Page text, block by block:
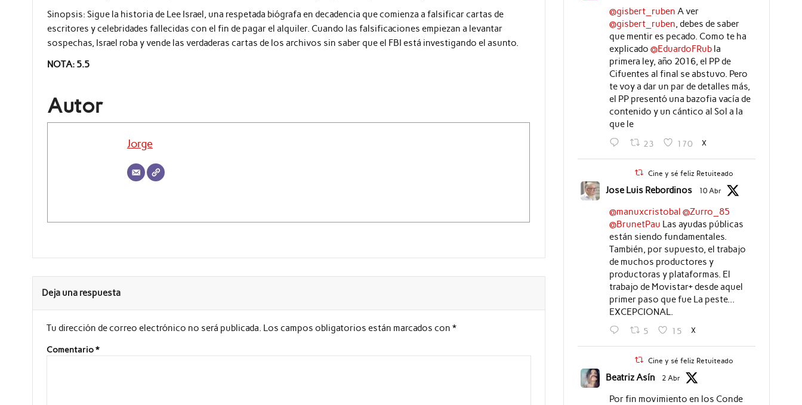
Sinopsis:Sigue la historia de Lee Israel, una respetada biógrafa en decadencia que comienza a falsificar cartas de
escritores y celebridades fallecidas con el fin de pagar el alquiler. Cuando las falsificaciones empiezan a levantar
sospechas, Israel roba y vende las verdaderas cartas de los archivos sin saber que el FBI está investigando el asunto.
NOTA: 5.5
Autor
Jorge
Deja una respuesta
Tu dirección de correo electrónico no será publicada. Los campos obligatorios están marcados con *
Comentario*
@gisbert_ruben A ver
@gisbert_ruben, debes de saber
que mentir es pecado. Como te ha
explicado @EduardoFRubla
primera ley, año 2016, el PP de
Cifuentes al final se abstuvo. Pero
te voy a dar un par de detalles más,
el PP presentó una bazofia vacía de
contenido y un cántico al Sol a la
que le
23 170 X
Cine y sé feliz Retuiteado
Jose Luis Rebordinos 10 Abr
@manuxcristobal @Zurro_85
@BrunetPau Las ayudas públicas
están siendo fundamentales.
También, por supuesto, el trabajo
de muchos productores y
productoras y plataformas. El
trabajo de Movistar+ desde aquel
primer paso que fue La peste...
EXCEPCIONAL.
5 15 X
Cine y sé feliz Retuiteado
Beatriz Asín 2 Abr
Por fin movimiento en los Conde